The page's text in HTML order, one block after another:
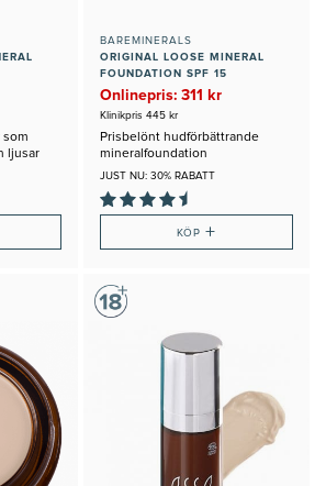
som
ljusar
BAREMINERALS
ORIGINAL LOOSE MINERAL
FOUNDATION SPF 15
Onlinepris: 311 kr
Klinikpris 445 kr
Prisbelönt hudförbättrande
mineralfoundation
JUST NU: 30% RABATT
KÖP +